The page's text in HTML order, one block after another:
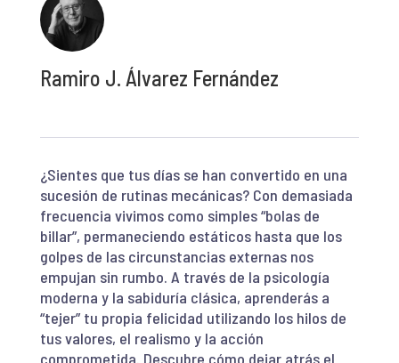
Ramiro J. Álvarez Fernández
¿Sientes que tus días se han convertido en una
sucesión de rutinas mecánicas? Con demasiada
frecuencia vivimos como simples “bolas de
billar”, permaneciendo estáticos hasta que los
golpes de las circunstancias externas nos
empujan sin rumbo. A través de la psicología
moderna y la sabiduría clásica, aprenderás a
“tejer” tu propia felicidad utilizando los hilos de
tus valores, el realismo y la acción
comprometida. Descubre cómo dejar atrás el